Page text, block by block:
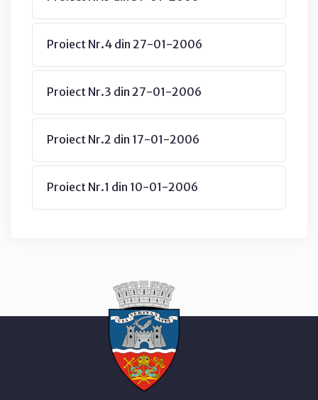
Proiect Nr.4 din 27-01-2006
Proiect Nr.3 din 27-01-2006
Proiect Nr.2 din 17-01-2006
Proiect Nr.1 din 10-01-2006